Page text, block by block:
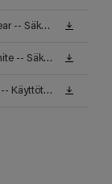
Sadolin Interior Wood Semi Gloss Base Clear -- Säkerhetsdatablad
Sadolin Interior Wood Semi Gloss Base White -- Säkerhetsdatablad
Sadolin Interior Wood Semi Gloss S0502Y -- Käyttöturvallisuustiedote